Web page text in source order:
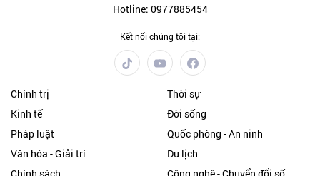
Hotline: 0977885454
Kết nối chúng tôi tại:
Chính trị
Thời sự
Kinh tế
Đời sống
Pháp luật
Quốc phòng - An ninh
Văn hóa - Giải trí
Du lịch